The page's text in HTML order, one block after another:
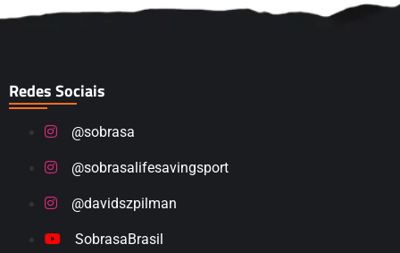
Redes Sociais
@sobrasa
@sobrasalifesavingsport
@davidszpilman
SobrasaBrasil